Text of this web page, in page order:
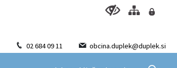
02 684 09 11 obcina.duplek@duplek.si